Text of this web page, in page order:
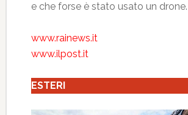
e che forse è stato usato un drone.
www.rainews.it
www.ilpost.it
ESTERI